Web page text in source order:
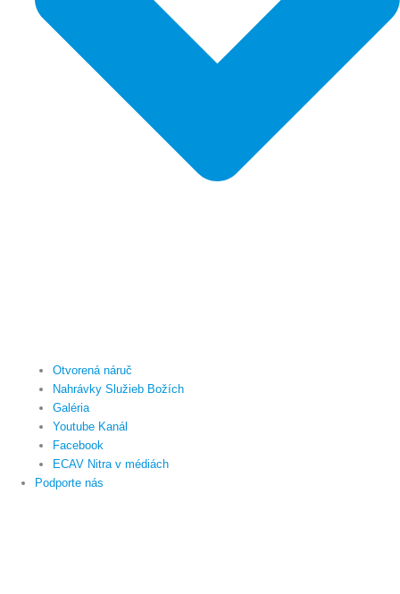
Otvorená náruč
Nahrávky Služieb Božích
Galéria
Youtube Kanál
Facebook
ECAV Nitra v médiách
Podporte nás